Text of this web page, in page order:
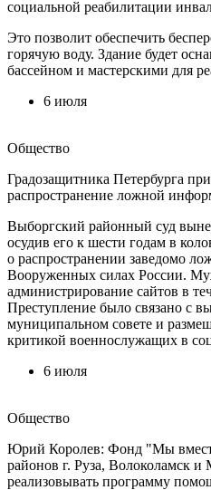
социальной реабилитации
Это позволит обеспечить
горячую воду. Здание будет
бассейном и мастерскими для
6 июля
Общество
Градозащитника Петербурга
распространение ложной
Выборгский районный суд
осудив его к шести годам в
о распространении заведомо
Вооруженных силах России.
администрирование сайтов в
Преступление было связано с
муниципальном совете и
критикой военнослужащих в
6 июля
Общество
Юрий Королев: Фонд "Мы
районов г. Руза, Волоколамск и
реализовывать программу